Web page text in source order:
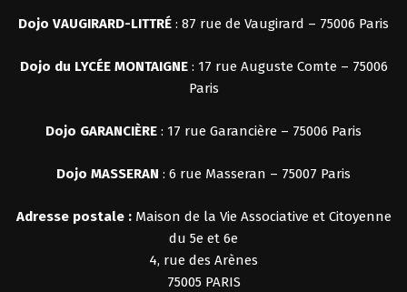
Dojo VAUGIRARD-LITTRÉ : 87 rue de Vaugirard – 75006 Paris
Dojo du LYCÉE MONTAIGNE : 17 rue Auguste Comte – 75006
Paris
Dojo GARANCIÈRE : 17 rue Garancière – 75006 Paris
Dojo MASSERAN : 6 rue Masseran – 75007 Paris
Adresse postale : Maison de la Vie Associative et Citoyenne
du 5e et 6e
4, rue des Arènes
75005 PARIS